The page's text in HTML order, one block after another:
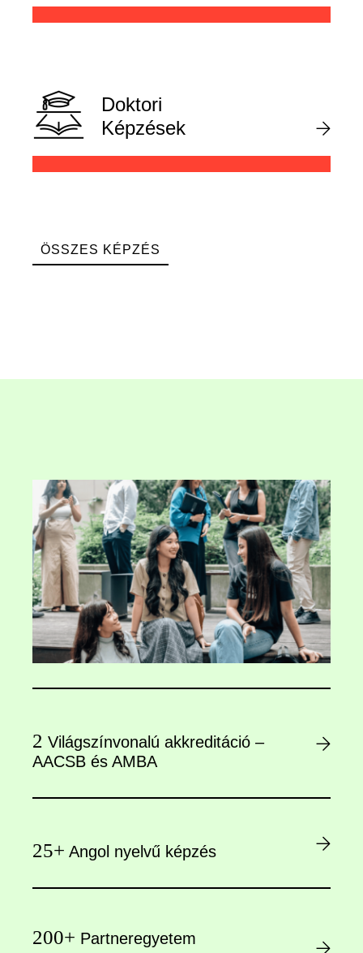
Doktori
Képzések
ÖSSZES KÉPZÉS
2 Világszínvonalú akkreditáció –
AACSB és AMBA
25+ Angol nyelvű képzés
200+ Partneregyetem